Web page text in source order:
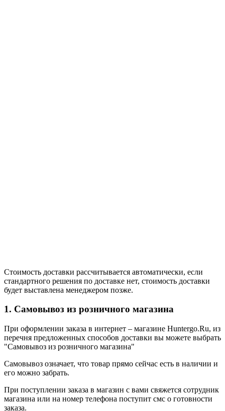
Стоимость доставки рассчитывается автоматически, если
стандартного решения по доставке нет, стоимость доставки
будет выставлена менеджером позже.
1. Самовывоз из розничного магазина
При оформлении заказа в интернет – магазине Huntergo.Ru, из
перечня предложенных способов доставки вы можете выбрать
"Самовывоз из розничного магазина"
Самовывоз означает, что товар прямо сейчас есть в наличии и
его можно забрать.
При поступлении заказа в магазин с вами свяжется сотрудник
магазина или на номер телефона поступит смс о готовности
заказа.